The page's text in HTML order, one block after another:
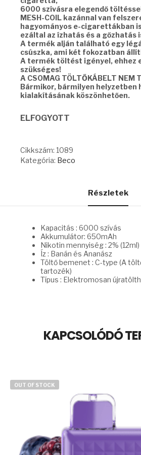
6000 szívásra elegendő
MESH-COIL kazánnal van
hagyományos e-cigarettákban
ezáltal az ízhatás és a gőzhatás
A termék alján található egy
csúszka, ami két fokozatban
A termék töltést igényel, ehhez
szükséges!
A CSOMAG TÖLTŐKÁBELT NEM
Bármikor, bármilyen helyzetben
kialakításának köszönhetően.
ELFOGYOTT
Cikkszám: 1089
Kategória: Beco
Részletek
Kapacitás : 6000 szívás
Akkumulátor: 650mAh
Nikotin mennyiség : 2% (12ml)
Íz : Banán és Ananász
Töltő bemenet : C-type (A
tartozék)
Típus : Elektromosan
KAPCSOLÓDÓ
OUT OF STOCK